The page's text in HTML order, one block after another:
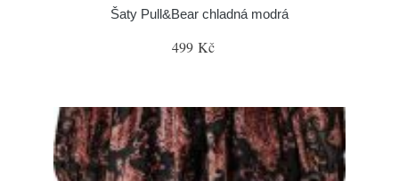
Šaty Pull&Bear chladná modrá
499 Kč